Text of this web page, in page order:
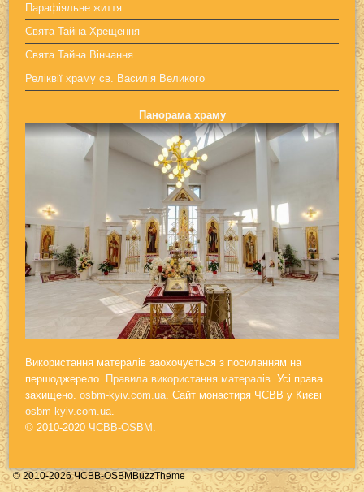
Парафіяльне життя
Свята Тайна Хрещення
Свята Тайна Вінчання
Реліквії храму св. Василія Великого
Панорама храму
Використання матералів заохочується з посиланням на
першоджерело.
Правила використання матералів. Усі права
захищено.osbm-kyiv.com.ua . Сайт монастиря ЧСВВ у Києві
osbm-kyiv.com.ua
© 2010-2020 ЧСВВ-OSBM
© 2010-2026 ЧСВВ-OSBMBuzzTheme